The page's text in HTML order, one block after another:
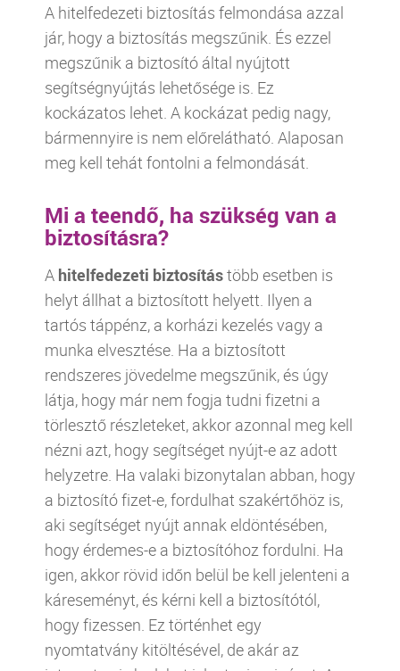
A hitelfedezeti biztosítás felmondása azzal
jár, hogy a biztosítás megszűnik. És ezzel
megszűnik a biztosító által nyújtott
segítségnyújtás lehetősége is. Ez
kockázatos lehet. A kockázat pedig nagy,
bármennyire is nem előrelátható. Alaposan
meg kell tehát fontolni a felmondását.
Mi a teendő, ha szükség van a
biztosításra?
A hitelfedezeti biztosítástöbb esetben is
helyt állhat a biztosított helyett. Ilyen a
tartós táppénz, a korházi kezelés vagy a
munka elvesztése. Ha a biztosított
rendszeres jövedelme megszűnik, és úgy
látja, hogy már nem fogja tudni fizetni a
törlesztő részleteket, akkor azonnal meg kell
nézni azt, hogy segítséget nyújt-e az adott
helyzetre. Ha valaki bizonytalan abban, hogy
a biztosító fizet-e, fordulhat szakértőhöz is,
aki segítséget nyújt annak eldöntésében,
hogy érdemes-e a biztosítóhoz fordulni. Ha
igen, akkor rövid időn belül be kell jelenteni a
káreseményt, és kérni kell a biztosítótól,
hogy fizessen. Ez történhet egy
nyomtatvány kitöltésével, de akár az